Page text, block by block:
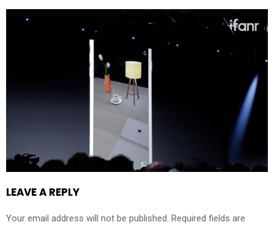
LEAVE A REPLY
Your email address will not be published. Required fields are